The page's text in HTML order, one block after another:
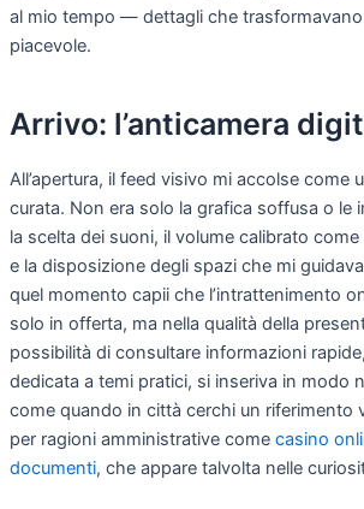
al mio tempo — dettagli che
piacevole.
Arrivo: l’anticamera
All’apertura, il feed visivo mi accolse come
curata. Non era solo la grafica soffusa o le
la scelta dei suoni, il volume calibrato come
e la disposizione degli spazi che mi
quel momento capii che l’intrattenimento
solo in offerta, ma nella qualità della
possibilità di consultare informazioni
dedicata a temi pratici, si inseriva in modo
come quando in città cerchi un riferimento
per ragioni amministrative come casino
documenti, che appare talvolta nelle